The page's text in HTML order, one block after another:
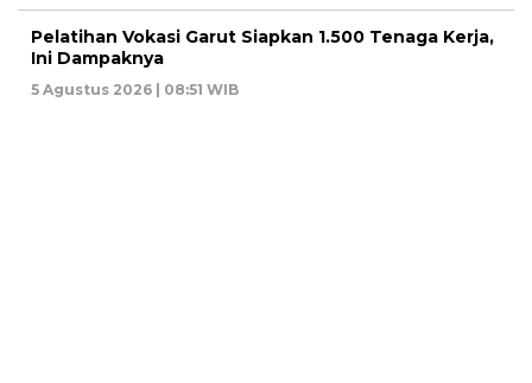
Pelatihan Vokasi Garut Siapkan 1.500 Tenaga Kerja,
Ini Dampaknya
5 Agustus 2026 | 08:51 WIB